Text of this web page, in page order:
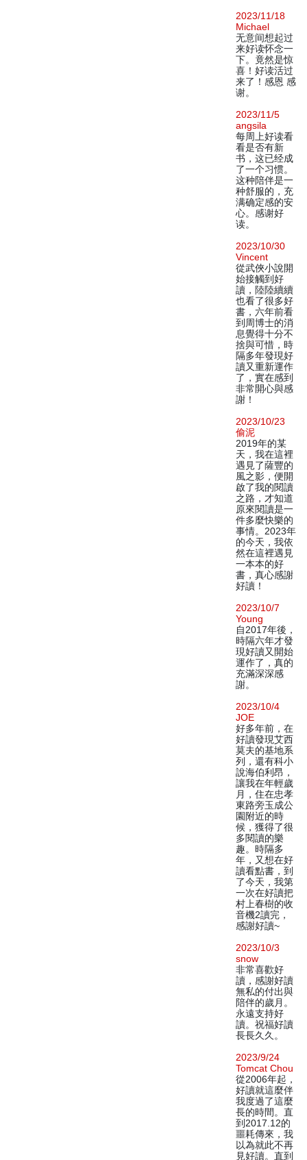
2023/11/18
Michael
无意间想起过
来好读怀念一
下。竟然是惊
喜！好读活过
来了！感恩 感
谢。
2023/11/5
angsila
每周上好读看
看是否有新
书，这已经成
了一个习惯。
这种陪伴是一
种舒服的，充
满确定感的安
心。感谢好
读。
2023/10/30
Vincent
從武俠小說開
始接觸到好
讀，陸陸續續
也看了很多好
書，六年前看
到周博士的消
息覺得十分不
捨與可惜，時
隔多年發現好
讀又重新運作
了，實在感到
非常開心與感
謝！
2023/10/23
偷泥
2019年的某
天，我在這裡
遇見了薩豐的
風之影，便開
啟了我的閱讀
之路，才知道
原來閱讀是一
件多麼快樂的
事情。2023年
的今天，我依
然在這裡遇見
一本本的好
書，真心感謝
好讀！
2023/10/7
Young
自2017年後，
時隔六年才發
現好讀又開始
運作了，真的
充滿深深感
謝。
2023/10/4
JOE
好多年前，在
好讀發現艾西
莫夫的基地系
列，還有科小
說海伯利昂，
讓我在年輕歲
月，住在忠孝
東路旁玉成公
園附近的時
候，獲得了很
多閱讀的樂
趣。時隔多
年，又想在好
讀看點書，到
了今天，我第
一次在好讀把
村上春樹的收
音機2讀完，
感謝好讀~
2023/10/3
snow
非常喜歡好
讀，感謝好讀
無私的付出與
陪伴的歲月。
永遠支持好
讀。祝福好讀
長長久久。
2023/9/24
Tomcat Chou
從2006年起，
好讀就這麼伴
我度過了這麼
長的時間。直
到2017.12的
噩耗傳來，我
以為就此不再
見好讀。直到